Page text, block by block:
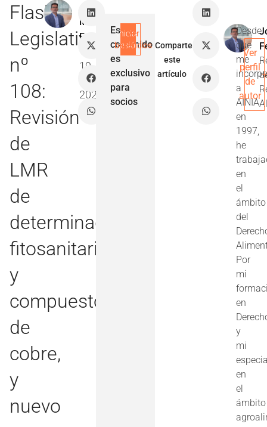
Flash
Legislativo
nº
108:
Revisión
de
LMR
de
determinados
fitosanitarios
y
compuestos
de
cobre,
y
nuevo
José
María
Ferrer
Villar
19
Feb
2026
Este
contenido
es
exclusivo
para
socios
Iniciar
sesión
Ver
beneficios Comparte
este
artículo
Desde
que
me
a
AINIA
en
1997,
he
en
el
ámbito
del
Por
mi
en
y
mi
en
el
ámbito
Ver
perfil
de
autor